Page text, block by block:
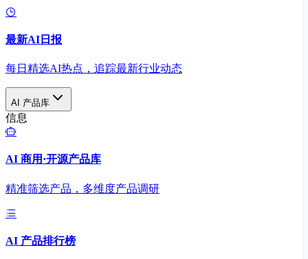
最新AI日报
每日精选AI热点，追踪最新行业动态
AI 产品库
信息
AI 商用·开源产品库
精准筛选产品，多维度产品调研
AI 产品排行榜